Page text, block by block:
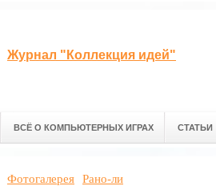
Журнал "Коллекция идей"
ВСЁ О КОМПЬЮТЕРНЫХ ИГРАХ СТАТЬИ
Фотогалерея Рано-ли